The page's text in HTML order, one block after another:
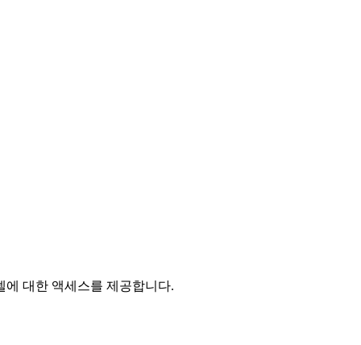
대한 액세스를 제공합니다.